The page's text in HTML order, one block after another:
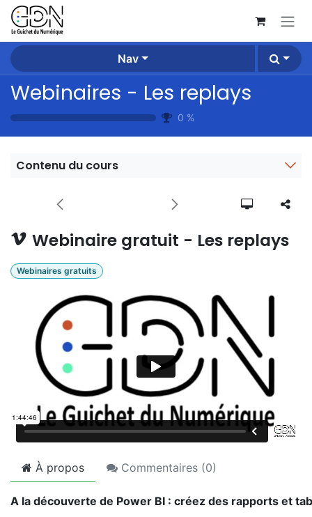
Se rendre au contenu
Nav
Webinaires - Les replays
0 %
Contenu du cours
Webinaire gratuit - Les replays
Webinaires gratuits
À propos Commentaires (0)
A la découverte de Power BI : créez des rapports et